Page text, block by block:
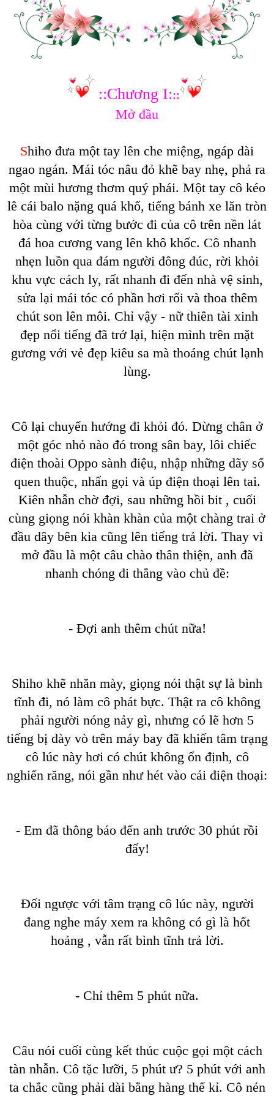
::Chương I:::
Mở đầu
Shiho đưa một tay lên che miệng, ngáp dài
ngao ngán. Mái tóc nâu đỏ khẽ bay nhẹ, phả ra
một mùi hương thơm quý phái. Một tay cô kéo
lê cái balo nặng quá khổ, tiếng bánh xe lăn tròn
hòa cùng với từng bước đi của cô trên nền lát
đá hoa cương vang lên khô khốc. Cô nhanh
nhẹn luồn qua đám người đông đúc, rời khỏi
khu vực cách ly, rất nhanh đi đến nhà vệ sinh,
sửa lại mái tóc có phần hơi rối và thoa thêm
chút son lên môi. Chỉ vậy - nữ thiên tài xinh
đẹp nổi tiếng đã trở lại, hiện mình trên mặt
gương với vẻ đẹp kiêu sa mà thoáng chút lạnh
lùng.
Cô lại chuyển hướng đi khỏi đó. Dừng chân ở
một góc nhỏ nào đó trong sân bay, lôi chiếc
điện thoài Oppo sành điệu, nhập những dãy số
quen thuộc, nhấn gọi và úp điện thoại lên tai.
Kiên nhẫn chờ đợi, sau những hồi bit , cuối
cùng giọng nói khàn khàn của một chàng trai ở
đầu dây bên kia cũng lên tiếng trả lời. Thay vì
mở đầu là một câu chào thân thiện, anh đã
nhanh chóng đi thẳng vào chủ đề:
- Đợi anh thêm chút nữa!
Shiho khẽ nhăn mày, giọng nói thật sự là bình
tĩnh đi, nó làm cô phát bực. Thật ra cô không
phải người nóng nảy gì, nhưng có lẽ hơn 5
tiếng bị dày vò trên máy bay đã khiến tâm trạng
cô lúc này hơi có chút không ổn định, cô
nghiến răng, nói gần như hét vào cái điện thoại:
- Em đã thông báo đến anh trước 30 phút rồi
đấy!
Đối ngược với tâm trạng cô lúc này, người
đang nghe máy xem ra không có gì là hốt
hoảng , vẫn rất bình tĩnh trả lời.
- Chỉ thêm 5 phút nữa.
Câu nói cuối cùng kết thúc cuộc gọi một cách
tàn nhẫn. Cô tặc lưỡi, 5 phút ư? 5 phút với anh
ta chắc cũng phải dài bằng hàng thế kỉ. Cô nén